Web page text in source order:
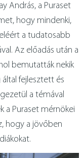
András, a Puraset
hogy mindenki,
a tudatosabb
Az előadás után a
bemutatták nekik
fejlesztett és
a témával
a Puraset mérnökei
hogy a jövőben